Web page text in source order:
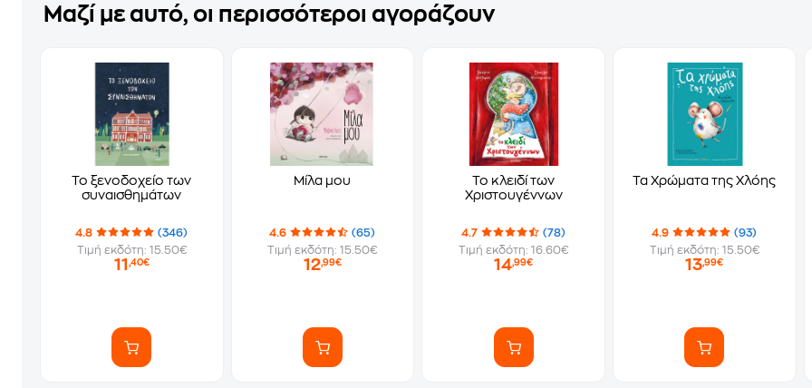
Μαζί με αυτό, οι περισσότεροι αγοράζουν
Το ξενοδοχείο των
συναισθημάτων
4.8
(346)
Τιμή εκδότη: 15.50€
11 ,40€
Μίλα μου
4.6
(65)
Τιμή εκδότη: 15.50€
12,99€
Το κλειδί των
Χριστουγέννων
4.7
(78)
Τιμή εκδότη: 16.60€
14,99€
Τα Χρώματα της Χλόης
4.9
(93)
Τιμή εκδότη: 15.50€
13,99€